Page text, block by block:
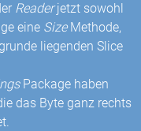
Readerjetzt sowohl
eine SizeMethode,
liegenden Slice
Package haben
das Byte ganz rechts